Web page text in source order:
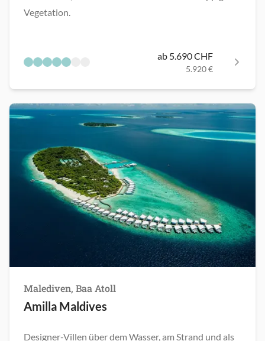
Vegetation.
ab 5.690 CHF
5.920 €
Malediven, Baa Atoll
Amilla Maldives
Designer-Villen über dem Wasser, am Strand und als